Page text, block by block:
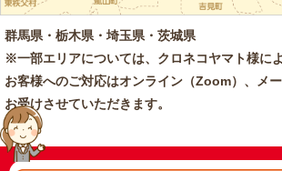
群馬県・栃木県・埼玉県・茨城県
※一部エリアについては、クロネコヤマト様に
お客様へのご対応はオンライン（Zoom）、メ
お受けさせていただきます。